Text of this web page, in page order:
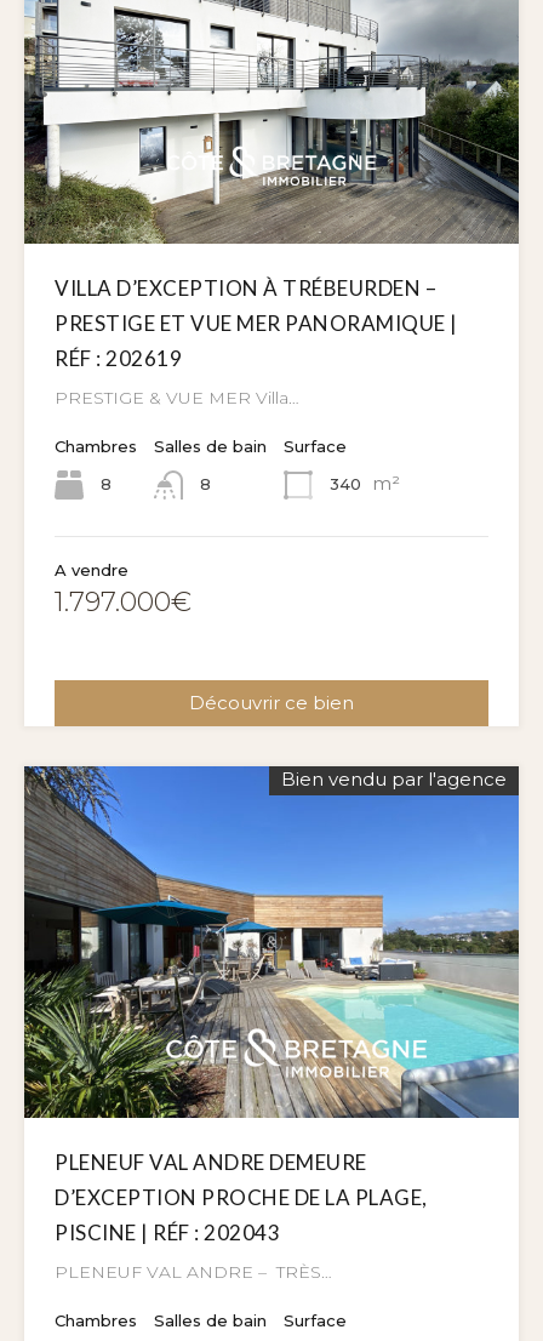
VILLA D’EXCEPTION À TRÉBEURDEN –
PRESTIGE ET VUE MER PANORAMIQUE |
RÉF : 202619
PRESTIGE & VUE MER Villa…
Chambres
8
Salles de bain
8
Surface
340
m²
A vendre
1.797.000€
Découvrir ce bien
Bien vendu par l'agence
PLENEUF VAL ANDRE DEMEURE
D’EXCEPTION PROCHE DE LA PLAGE,
PISCINE | RÉF : 202043
PLENEUF VAL ANDRE – TRÈS…
Chambres
Salles de bain
Surface